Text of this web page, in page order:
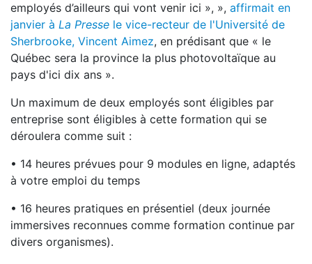
employés d’ailleurs qui vont venir ici », », affirmait en
janvier à La Presse le vice-recteur de l'Université de
Sherbrooke, Vincent Aimez, en prédisant que « le
Québec sera la province la plus photovoltaïque au
pays d'ici dix ans ».
Un maximum de deux employés sont éligibles par
entreprise sont éligibles à cette formation qui se
déroulera comme suit :
• 14 heures prévues pour 9 modules en ligne, adaptés
à votre emploi du temps
• 16 heures pratiques en présentiel (deux journée
immersives reconnues comme formation continue par
divers organismes).